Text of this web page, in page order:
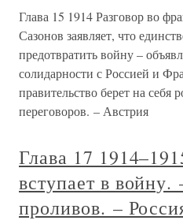
Глава 15 1914 Разговор во
Сазонов заявляет, что
предотвратить войну –
солидарности с Россией и
правительство берет на себя
переговоров. – Австрия
Глава 17
вступает в войну.
проливов. –